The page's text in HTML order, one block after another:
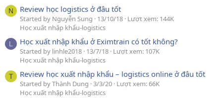
N Review học logistics ở đâu tốt
Started by Nguyễn Sung 13/10/18 Lượt xem: 144K
Học xuất nhập khẩu-logistics
L Học xuất nhập khẩu ở Eximtrain có tốt không?
Started by linhle2018 13/7/18 Lượt xem: 107K
Học xuất nhập khẩu-logistics
T Review học xuất nhập khẩu – logistics online ở đâu tốt
Started by Thành Dung 3/3/20 Lượt xem: 66K
Học xuất nhập khẩu-logistics